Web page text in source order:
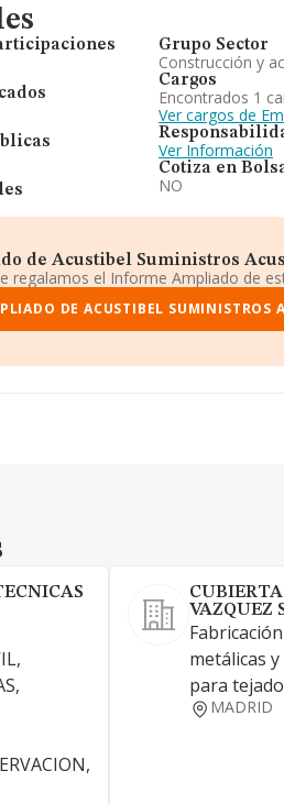
Grupo Sector
Construcción y
Cargos
Encontrados 1
Ver cargos de
Ver Información
Cotiza en
NO
de Acustibel Suministros
regalamos el Informe Ampliado de
DE ACUSTIBEL SUMINISTROS
VAZQUEZ
metálicas
para
MADRID